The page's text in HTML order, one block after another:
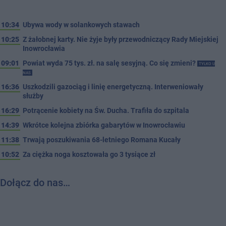
10:34 Ubywa wody w solankowych stawach
10:25 Z żałobnej karty. Nie żyje były przewodniczący Rady Miejskiej
Inowrocławia
09:01
Powiat wyda 75 tys. zł. na salę sesyjną. Co się zmieni?
TYLKO U
NAS
16:36 Uszkodzili gazociąg i linię energetyczną. Interweniowały
służby
16:29 Potrącenie kobiety na Św. Ducha. Trafiła do szpitala
14:39 Wkrótce kolejna zbiórka gabarytów w Inowrocławiu
11:38 Trwają poszukiwania 68-letniego Romana Kucały
10:52 Za ciężka noga kosztowała go 3 tysiące zł
Dołącz do nas…